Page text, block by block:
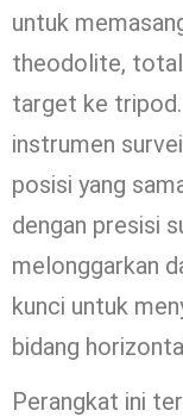
untuk
theodolite, total
target ke
instrumen
posisi yang
dengan presisi
melonggarkan
kunci untuk
bidang
Perangkat ini